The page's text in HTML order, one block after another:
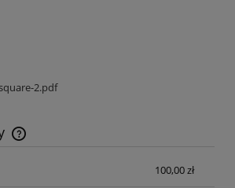
2.pdf
kosztów płatności
100,00 zł